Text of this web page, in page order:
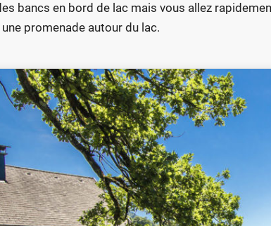
bancs en bord de lac mais vous allez
promenade autour du lac.